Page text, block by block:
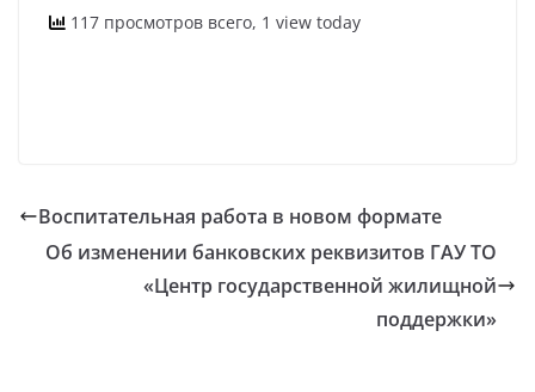
117 просмотров всего, 1 view today
Воспитательная работа в новом формате
Об изменении банковских реквизитов ГАУ ТО
«Центр государственной жилищной
поддержки»